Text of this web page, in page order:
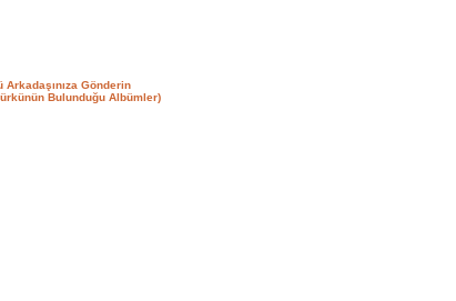
Gönderin
Bulunduğu Albümler)